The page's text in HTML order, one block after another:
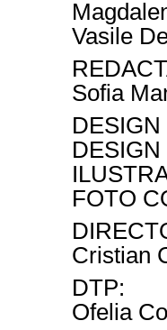
Vasile
Sofia
FOTO
Cristian
DTP:
Ofelia